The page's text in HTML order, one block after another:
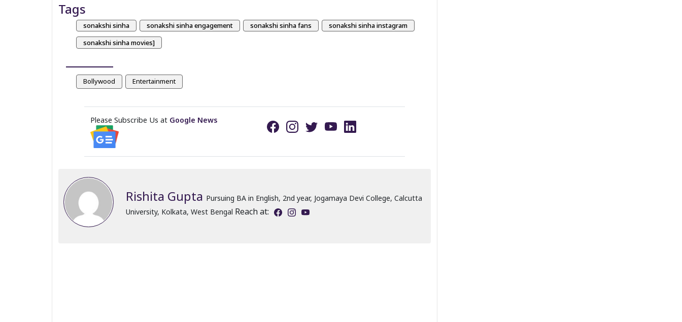
Tags
sonakshi sinha sonakshi sinha engagement sonakshi sinha fans
sonakshi sinha instagram
sonakshi sinha movies]
Bollywood Entertainment
Please Subscribe Us at Google News
Rishita Gupta Pursuing BA in English, 2nd year, Jogamaya Devi College, Calcutta
University, Kolkata, West Bengal Reach at: